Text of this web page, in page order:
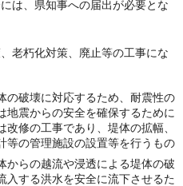
は、県知事への届出が必要とな
老朽化対策、廃止等の工事にな
の破壊に対応するため、耐震性の
地震からの安全を確保するために
修の工事であり、堤体の拡幅、
等の管理施設の設置等を行うもの
からの越流や浸透による堤体の破
入する洪水を安全に流下させるた